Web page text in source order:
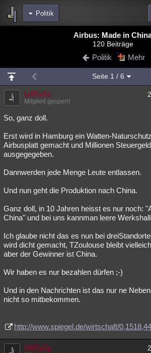
Politik
Blogs Videos
Chat Wiki Neuigkeiten
meine Rubriken
Menschen
Spiritualität
Natur Umfragen Unterhaltung
weitere Rubriken
Astronomie Helpdesk Gruppen
Musik Clash Verbesserungen
Übersichten
Besucht Teilgenommen Alle Neue
Lesenswert Schlüsselwörter
Airbus: Made in
120 Beiträge
Politik Mehr
Seite 1 / 6
UffTaTa
Mitglied gesperrt
So, ganz doll.
Erst wird in Hamburg ein Watten-
Airbusplatt gemacht und Millionen
ausgegegeben.
Dannwerden jede Menge Leute entlassen.
Und nun geht die Produktion nach China.
Ganz doll, in 10 Jahren heisst es nur noch:
China" und bei uns kannman leere
Ich glaube nicht das es nun bei
wird dicht gemacht, TZoulouse bleibt
aber der Gewinner ist China.
Wir haben es nur bezahlen dürfen ;-)
Und in den Nachrichten ist das nur ne
nicht so mitbekommen.
http://www.spiegel.de/wirtschaft/
UffTaTa